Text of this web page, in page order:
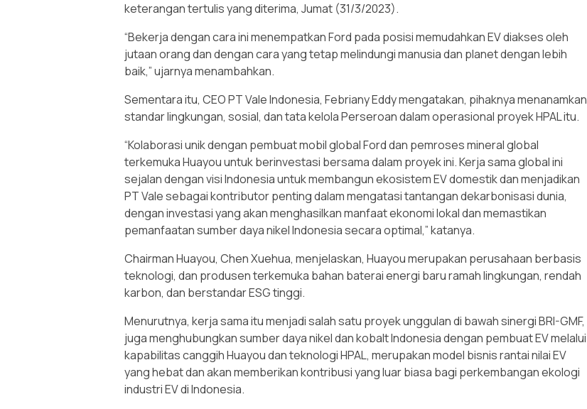
keterangan tertulis yang diterima, Jumat (31/3/2023).
“Bekerja dengan cara ini menempatkan Ford pada posisi memudahkan EV diakses oleh
jutaan orang dan dengan cara yang tetap melindungi manusia dan planet dengan lebih
baik,” ujarnya menambahkan.
Sementara itu, CEO PT Vale Indonesia, Febriany Eddy mengatakan, pihaknya menanamkan
standar lingkungan, sosial, dan tata kelola Perseroan dalam operasional proyek HPAL itu.
“Kolaborasi unik dengan pembuat mobil global Ford dan pemroses mineral global
terkemuka Huayou untuk berinvestasi bersama dalam proyek ini. Kerja sama global ini
sejalan dengan visi Indonesia untuk membangun ekosistem EV domestik dan menjadikan
PT Vale sebagai kontributor penting dalam mengatasi tantangan dekarbonisasi dunia,
dengan investasi yang akan menghasilkan manfaat ekonomi lokal dan memastikan
pemanfaatan sumber daya nikel Indonesia secara optimal,” katanya.
Chairman Huayou, Chen Xuehua, menjelaskan, Huayou merupakan perusahaan berbasis
teknologi, dan produsen terkemuka bahan baterai energi baru ramah lingkungan, rendah
karbon, dan berstandar ESG tinggi.
Menurutnya, kerja sama itu menjadi salah satu proyek unggulan di bawah sinergi BRI-GMF,
juga menghubungkan sumber daya nikel dan kobalt Indonesia dengan pembuat EV melalui
kapabilitas canggih Huayou dan teknologi HPAL, merupakan model bisnis rantai nilai EV
yang hebat dan akan memberikan kontribusi yang luar biasa bagi perkembangan ekologi
industri EV di Indonesia.